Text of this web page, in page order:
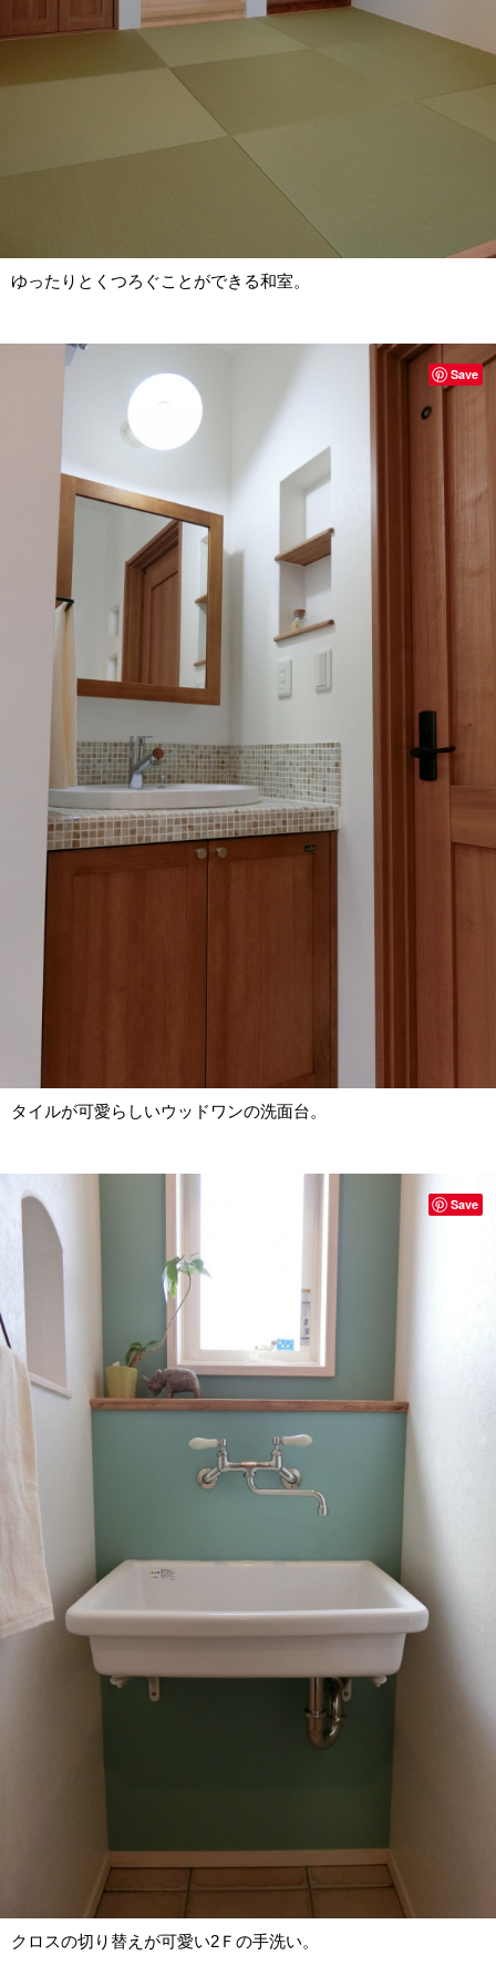
ゆったりとくつろぐことができる和室。
タイルが可愛らしいウッドワンの洗面台。
Save
クロスの切り替えが可愛い2Ｆの手洗い。
Save